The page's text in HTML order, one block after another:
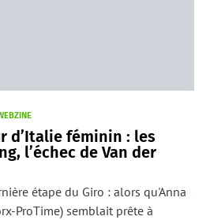
d’Italie féminin : les
l’échec de Van der
étape du Giro : alors qu'Anna
ProTime) semblait prête à